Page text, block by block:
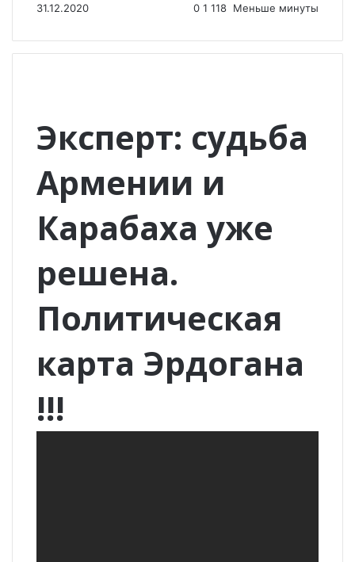
31.12.2020 0 1 118 Меньше минуты
Эксперт: судьба
Армении и
Карабаха уже
решена.
Политическая
карта Эрдогана
!!!